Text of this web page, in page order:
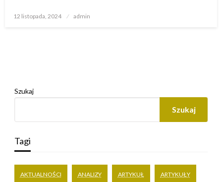
Opublikowane
12 listopada, 2024 admin
Szukaj
Szukaj
Tagi
AKTUALNOŚCI ANALIZY ARTYKUŁ ARTYKUŁY